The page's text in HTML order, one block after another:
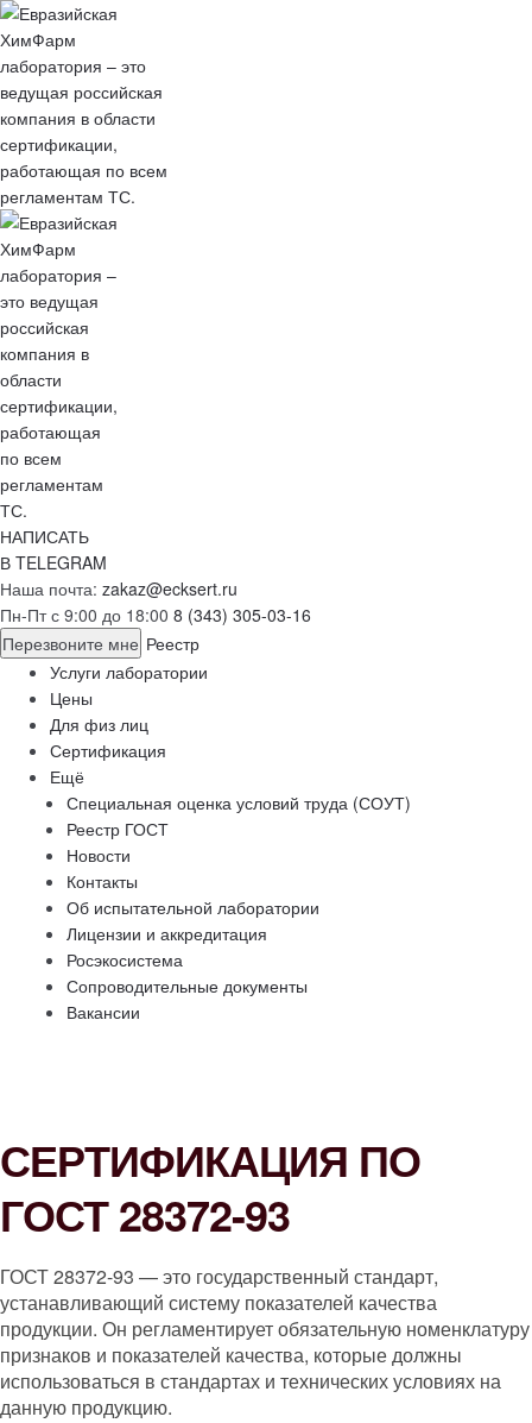
НАПИСАТЬ
В TELEGRAM
Наша почта: zakaz@ecksert.ru
Пн-Пт с 9:00 до 18:00 8 (343) 305-03-16
Перезвоните мне Реестр
Услуги лаборатории
Цены
Для физ лиц
Сертификация
Ещё
Специальная оценка условий труда (СОУТ)
Реестр ГОСТ
Новости
Контакты
Об испытательной лаборатории
Лицензии и аккредитация
Росэкосистема
Сопроводительные документы
Вакансии
СЕРТИФИКАЦИЯ ПО
ГОСТ 28372-93
ГОСТ 28372-93 — это государственный стандарт,
устанавливающий систему показателей качества
продукции. Он регламентирует обязательную номенклатуру
признаков и показателей качества, которые должны
использоваться в стандартах и технических условиях на
данную продукцию.